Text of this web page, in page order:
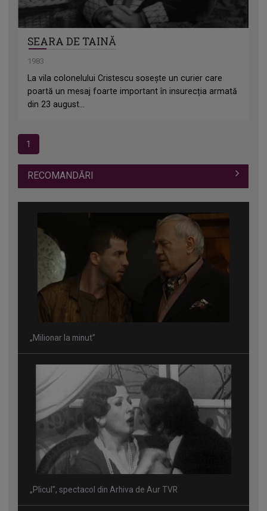
SEARA DE TAINĂ
1983
La vila colonelului Cristescu sosește un curier care
poartă un mesaj foarte important în insurecția armată
din 23 august...
1
RECOMANDĂRI
„Milionar la minut”
„Plicul”, spectacol din Arhiva de Aur TVR